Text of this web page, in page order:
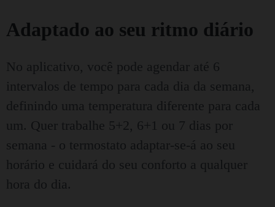
Adaptado ao seu ritmo diário
No aplicativo, você pode agendar até 6
intervalos de tempo para cada dia da semana,
definindo uma temperatura diferente para cada
um. Quer trabalhe 5+2, 6+1 ou 7 dias por
semana - o termostato adaptar-se-á ao seu
horário e cuidará do seu conforto a qualquer
hora do dia.